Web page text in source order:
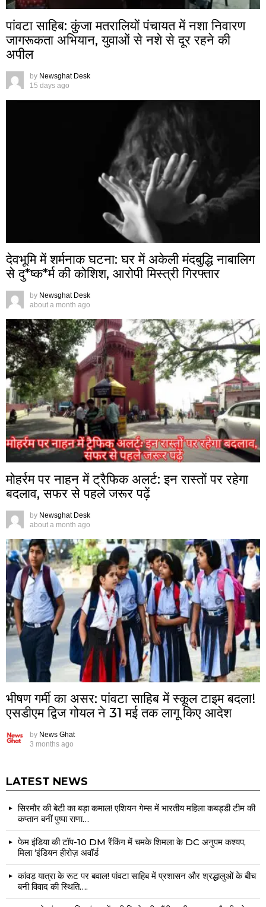
पांवटा साहिब: कुंजा मतरालियों पंचायत में नशा निवारण
जागरूकता अभियान, युवाओं से नशे से दूर रहने की
अपील
by Newsghat Desk
15 days ago
देवभूमि में शर्मनाक घटना: घर में अकेली मंदबुद्धि नाबालिग
से दु*ष्क*र्म की कोशिश, आरोपी मिस्त्री गिरफ्तार
by Newsghat Desk
about a month ago
मोहर्रम पर नाहन में ट्रैफिक अलर्ट: इन रास्तों पर रहेगा
बदलाव, सफर से पहले जरूर पढ़ें
by Newsghat Desk
about a month ago
भीषण गर्मी का असर: पांवटा साहिब में स्कूल टाइम बदला!
एसडीएम द्विज गोयल ने 31 मई तक लागू किए आदेश
by News Ghat
3 months ago
LATEST NEWS
सिरमौर की बेटी का बड़ा कमाल! एशियन गेम्स में भारतीय महिला कबड्डी टीम की
कप्तान बनीं पुष्पा राणा…
फेम इंडिया की टॉप-10 DM रैंकिंग में चमके शिमला के DC अनुपम कश्यप,
मिला ‘इंडियन हीरोज़ अवॉर्ड
कांवड़ यात्रा के रूट पर बवाल! पांवटा साहिब में प्रशासन और श्रद्धालुओं के बीच
बनी विवाद की स्थिति….